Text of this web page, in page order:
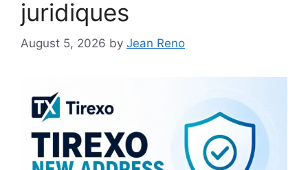
juridiques
August 5, 2026 by Jean Reno